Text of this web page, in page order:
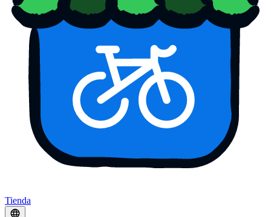
Tienda